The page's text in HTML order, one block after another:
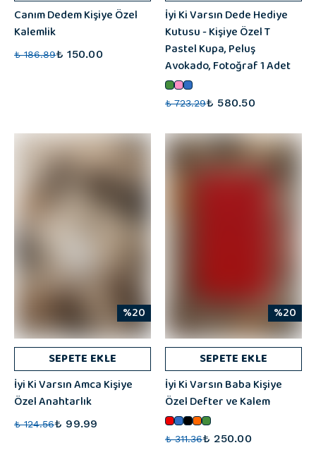
Canım Dedem Kişiye Özel
Kalemlik
₺ 186.89₺ 150.00
İyi Ki Varsın Dede Hediye
Kutusu - Kişiye Özel T
Pastel Kupa, Peluş
Avokado, Fotoğraf 1 Adet
₺ 723.29₺ 580.50
%20
SEPETE EKLE
İyi Ki Varsın Amca Kişiye
Özel Anahtarlık
₺ 124.56₺ 99.99
%20
SEPETE EKLE
İyi Ki Varsın Baba Kişiye
Özel Defter ve Kalem
₺ 311.36₺ 250.00